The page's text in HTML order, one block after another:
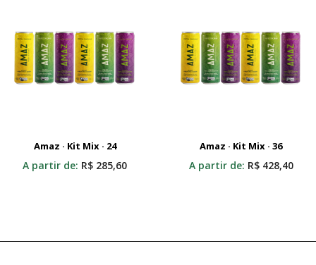
Adicionar Ao Carrinho
Amaz · Kit Mix · 24
A partir de: R$ 285,60 Adicionar Ao Carrinho
Amaz · Kit Mix · 36
A partir de: R$428,40